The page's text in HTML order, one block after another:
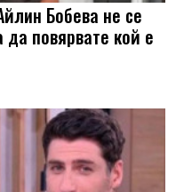
Бобева не се
повярвате кой е